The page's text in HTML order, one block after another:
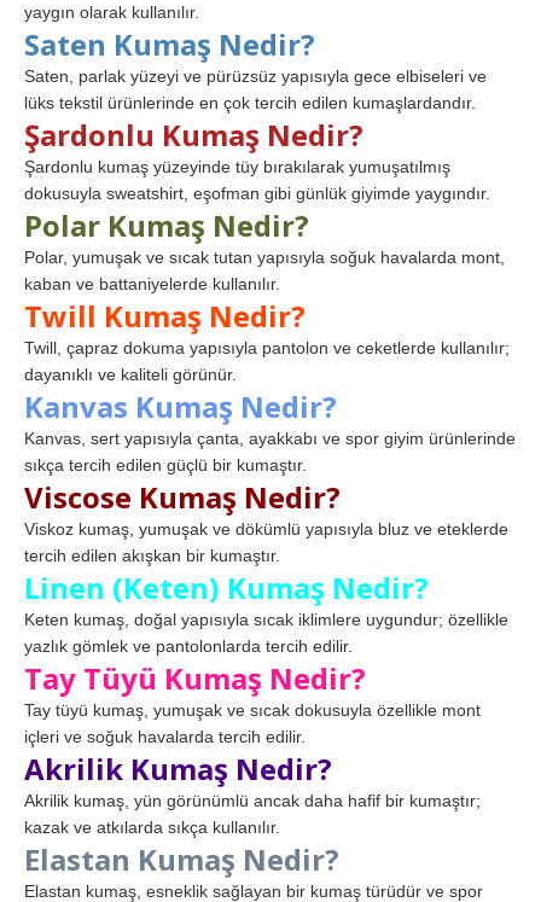
yaygın olarak kullanılır.
Saten Kumaş Nedir?
Saten, parlak yüzeyi ve pürüzsüz yapısıyla gece elbiseleri ve
lüks tekstil ürünlerinde en çok tercih edilen kumaşlardandır.
Şardonlu Kumaş Nedir?
Şardonlu kumaş yüzeyinde tüy bırakılarak yumuşatılmış
dokusuyla sweatshirt, eşofman gibi günlük giyimde yaygındır.
Polar Kumaş Nedir?
Polar, yumuşak ve sıcak tutan yapısıyla soğuk havalarda mont,
kaban ve battaniyelerde kullanılır.
Twill Kumaş Nedir?
Twill, çapraz dokuma yapısıyla pantolon ve ceketlerde kullanılır;
dayanıklı ve kaliteli görünür.
Kanvas Kumaş Nedir?
Kanvas, sert yapısıyla çanta, ayakkabı ve spor giyim ürünlerinde
sıkça tercih edilen güçlü bir kumaştır.
Viscose Kumaş Nedir?
Viskoz kumaş, yumuşak ve dökümlü yapısıyla bluz ve eteklerde
tercih edilen akışkan bir kumaştır.
Linen (Keten) Kumaş Nedir?
Keten kumaş, doğal yapısıyla sıcak iklimlere uygundur; özellikle
yazlık gömlek ve pantolonlarda tercih edilir.
Tay Tüyü Kumaş Nedir?
Tay tüyü kumaş, yumuşak ve sıcak dokusuyla özellikle mont
içleri ve soğuk havalarda tercih edilir.
Akrilik Kumaş Nedir?
Akrilik kumaş, yün görünümlü ancak daha hafif bir kumaştır;
kazak ve atkılarda sıkça kullanılır.
Elastan Kumaş Nedir?
Elastan kumaş, esneklik sağlayan bir kumaş türüdür ve spor